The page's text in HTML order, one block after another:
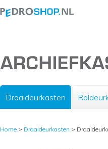
Draaideurkasten
Home > Draaideurkasten >